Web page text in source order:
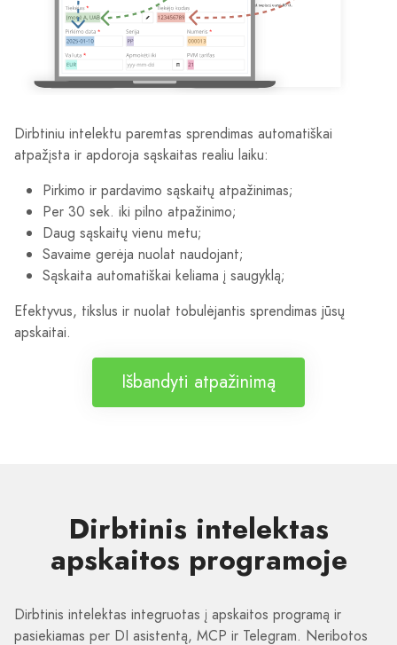
Dirbtiniu intelektu paremtas sprendimas automatiškai
atpažįsta ir apdoroja sąskaitas realiu laiku:
Pirkimo ir pardavimo sąskaitų atpažinimas;
Per 30 sek. iki pilno atpažinimo;
Daug sąskaitų vienu metu;
Savaime gerėja nuolat naudojant;
Sąskaita automatiškai keliama į saugyklą;
Efektyvus, tikslus ir nuolat tobulėjantis sprendimas jūsų
apskaitai.
Išbandyti atpažinimą
Dirbtinis intelektas
apskaitos programoje
Dirbtinis intelektas integruotas į apskaitos programą ir
pasiekiamas per DI asistentą, MCP ir Telegram. Neribotos